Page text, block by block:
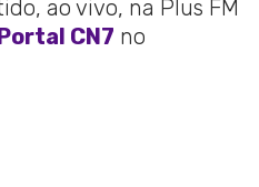
ao vivo, na Plus FM
Portal CN7 no